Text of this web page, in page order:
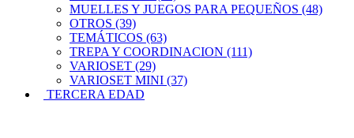
MUELLES Y JUEGOS PARA PEQUEÑOS (48)
OTROS (39)
TEMÁTICOS (63)
TREPA Y COORDINACION (111)
VARIOSET (29)
VARIOSET MINI (37)
TERCERA EDAD